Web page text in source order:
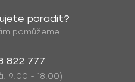
poradit?
pomůžeme.
822 777
9:00 - 18:00)